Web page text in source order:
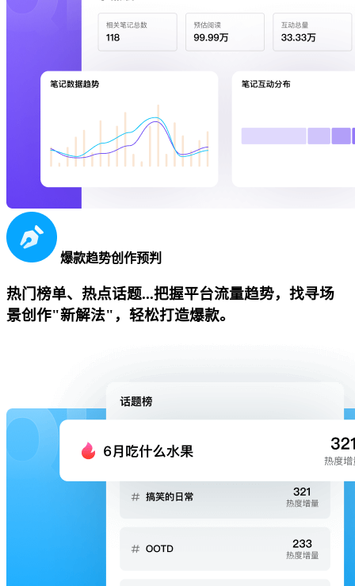
爆款趋势创作预判
热门榜单、热点话题...把握平台流量趋势，找寻场
景创作"新解法"，轻松打造爆款。